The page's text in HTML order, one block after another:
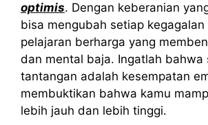
optimis. Dengan keberanian
bisa mengubah setiap kegagalan
pelajaran berharga yang
dan mental baja. Ingatlah bahwa
tantangan adalah kesempatan
membuktikan bahwa kamu
lebih jauh dan lebih tinggi.